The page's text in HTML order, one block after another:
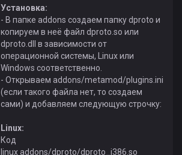
Установка:
- В папке addons создаем папку dproto и
копируем в неё файл dproto.so или
dproto.dll в зависимости от
операционной системы, Linux или
Windows соответственно.
- Открываем addons/metamod/plugins.ini
(если такого файла нет, то создаем
сами) и добавляем следующую строчку:
Linux:
Код
linux addons/dproto/dproto_i386.so